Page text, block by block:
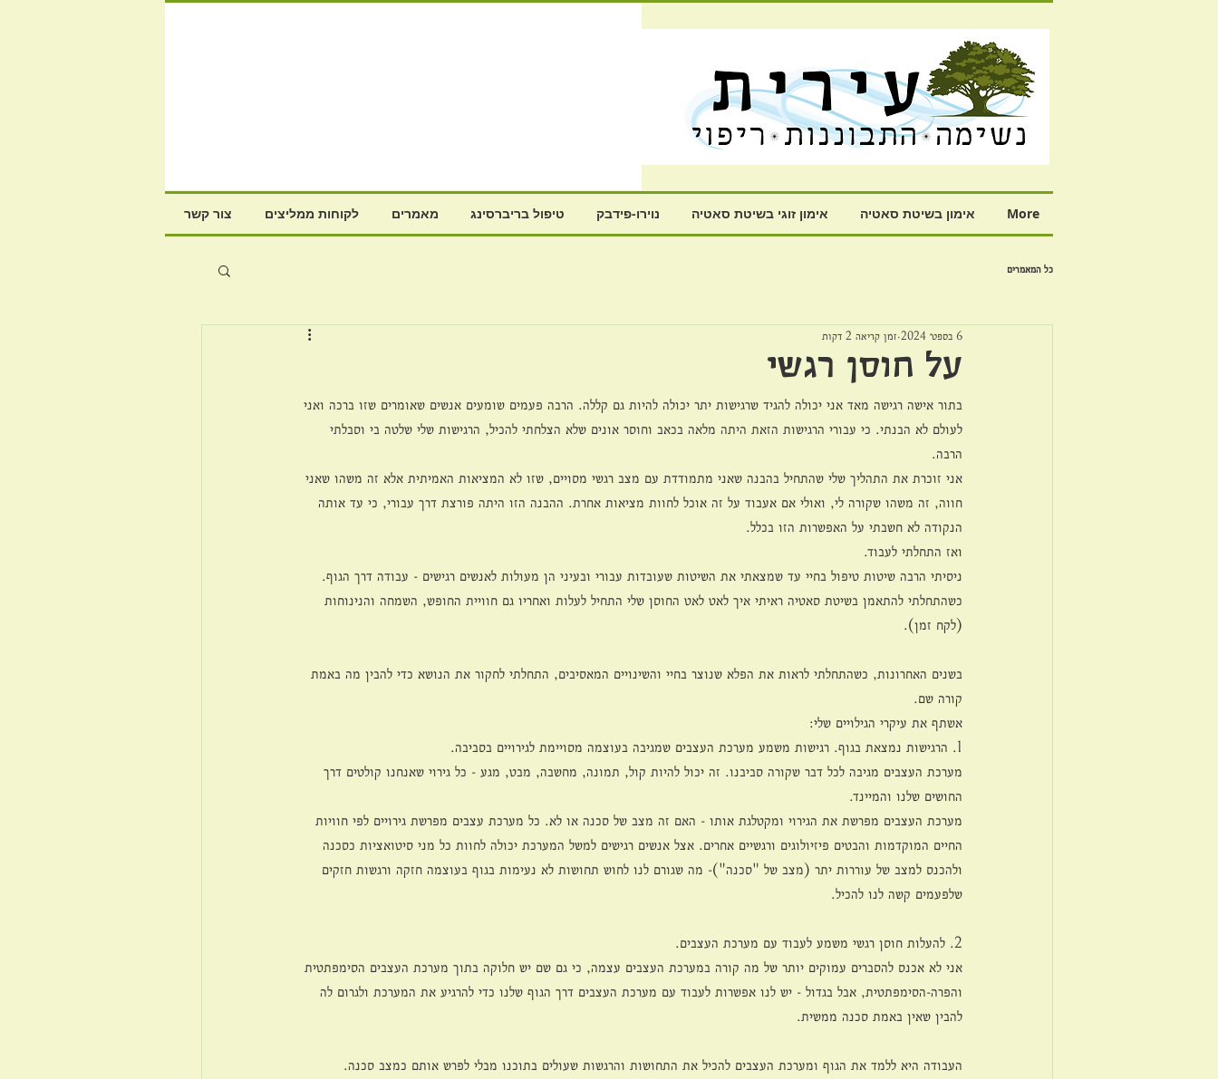
צור קשר לקוחות ממליצים מאמרים טיפול בריברסינג נוירו-פידבק אימון זוגי בשיטת סאטיה אימון בשיטת סאטיה More
כל המאמרים
על חוסן רגשי
6 בספט׳ 2024 זמן קריאה 2 דקות
בתור אישה רגישה מאד אני יכולה להגיד שרגישות יתר יכולה להיות גם קללה. הרבה פעמים שומעים אנשים שאומרים שזו ברכה ואני
לעולם לא הבנתי. כי עבורי הרגישות הזאת היתה מלאה בכאב וחוסר אונים שלא הצלחתי להכיל, הרגישות שלי שלטה בי וסבלתי
הרבה.
אני זוכרת את התהליך שלי שהתחיל בהבנה שאני מתמודדת עם מצב רגשי מסויים, שזו לא המציאות האמיתית אלא זה משהו שאני
חווה, זה משהו שקורה לי, ואולי אם אעבוד על זה אוכל לחוות מציאות אחרת. ההבנה הזו היתה פורצת דרך עבורי, כי עד אותה
הנקודה לא חשבתי על האפשרות הזו בכלל.
ואז התחלתי לעבוד.
ניסיתי הרבה שיטות טיפול בחיי עד שמצאתי את השיטות שעובדות עבורי ובעיני הן מעולות לאנשים רגישים - עבודה דרך הגוף.
כשהתחלתי להתאמן בשיטת סאטיה ראיתי איך לאט לאט החוסן שלי התחיל לעלות ואחריו גם חוויית החופש, השמחה והנינוחות
(לקח זמן).
בשנים האחרונות, כשהתחלתי לראות את הפלא שנוצר בחיי והשינויים המאסיבים, התחלתי לחקור את הנושא כדי להבין מה באמת
קורה שם.
אשתף את עיקרי הגילויים שלי:
1. הרגישות נמצאת בגוף. רגישות משמע מערכת העצבים שמגיבה בעוצמה מסויימת לגירויים בסביבה.
מערכת העצבים מגיבה לכל דבר שקורה סביבנו. זה יכול להיות קול, תמונה, מחשבה, מבט, מגע - כל גירוי שאנחנו קולטים דרך
החושים שלנו והמיינד.
מערכת העצבים מפרשת את הגירוי ומקטלגת אותו - האם זה מצב של סכנה או לא. כל מערכת עצבים מפרשת גירויים לפי חוויות
החיים המוקדמות והבטים פיזיולוגים ורגשיים אחרים. אצל אנשים רגישים למשל המערכת יכולה לחוות כל מני סיטואציות כסכנה
ולהכנס למצב של עוררות יתר (מצב של "סכנה")- מה שגורם לנו לחוש תחושות לא נעימות בגוף בעוצמה חזקה ורגשות חזקים
שלפעמים קשה לנו להכיל.
2. להעלות חוסן רגשי משמע לעבוד עם מערכת העצבים.
אני לא אכנס להסברים עמוקים יותר של מה קורה במערכת העצבים עצמה, כי גם שם יש חלוקה בתוך מערכת העצבים הסימפתטית
והפרה-הסימפתטית, אבל בגדול - יש לנו אפשרות לעבוד עם מערכת העצבים דרך הגוף שלנו כדי להרגיע את המערכת ולגרום לה
להבין שאין באמת סכנה ממשית.
העבודה היא ללמד את הגוף ומערכת העצבים להכיל את התחושות והרגשות שעולים בתוכנו מבלי לפרש אותם כמצב סכנה.